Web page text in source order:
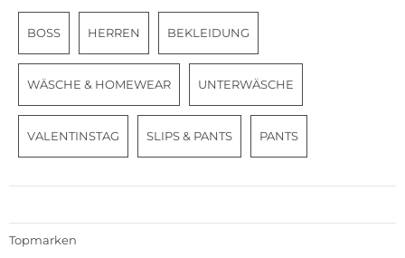
BOSS HERREN BEKLEIDUNG
WÄSCHE & HOMEWEAR UNTERWÄSCHE
VALENTINSTAG SLIPS & PANTS PANTS
Topmarken